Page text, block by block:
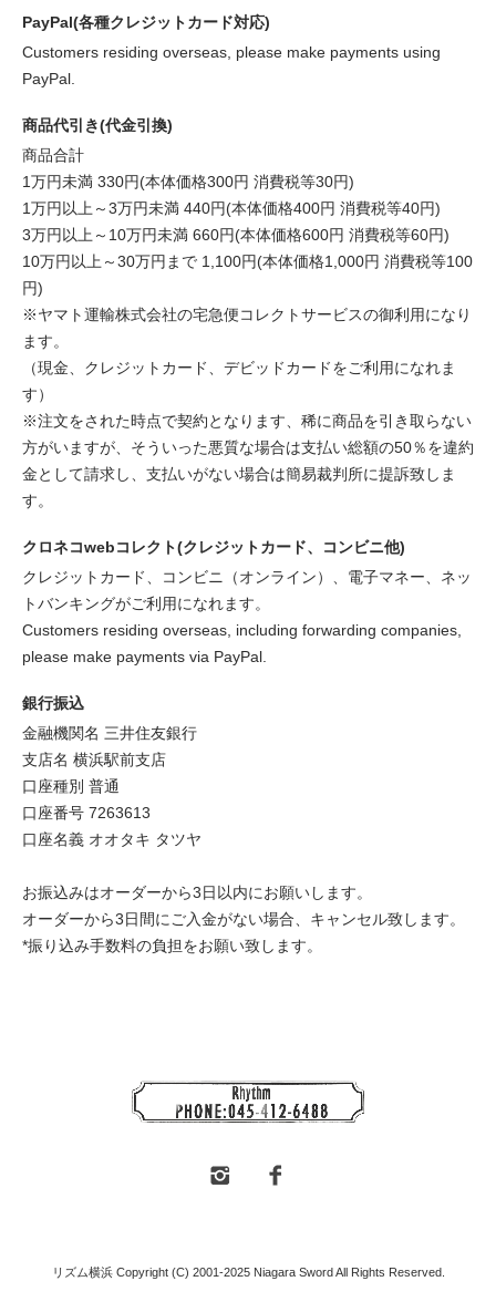
PayPal(各種クレジットカード対応)
Customers residing overseas, please make payments using
PayPal.
商品代引き(代金引換)
商品合計
1万円未満 330円(本体価格300円 消費税等30円)
1万円以上～3万円未満 440円(本体価格400円 消費税等40円)
3万円以上～10万円未満 660円(本体価格600円 消費税等60円)
10万円以上～30万円まで 1,100円(本体価格1,000円 消費税等100
円)
※ヤマト運輸株式会社の宅急便コレクトサービスの御利用になり
ます。
（現金、クレジットカード、デビッドカードをご利用になれま
す）
※注文をされた時点で契約となります、稀に商品を引き取らない
方がいますが、そういった悪質な場合は支払い総額の50％を違約
金として請求し、支払いがない場合は簡易裁判所に提訴致しま
す。
クロネコwebコレクト(クレジットカード、コンビニ他)
クレジットカード、コンビニ（オンライン）、電子マネー、ネッ
トバンキングがご利用になれます。
Customers residing overseas, including forwarding companies,
please make payments via PayPal.
銀行振込
金融機関名 三井住友銀行
支店名 横浜駅前支店
口座種別 普通
口座番号 7263613
口座名義 オオタキ タツヤ
お振込みはオーダーから3日以内にお願いします。
オーダーから3日間にご入金がない場合、キャンセル致します。
*振り込み手数料の負担をお願い致します。
リズム横浜 Copyright (C) 2001-2025 Niagara Sword All Rights Reserved.